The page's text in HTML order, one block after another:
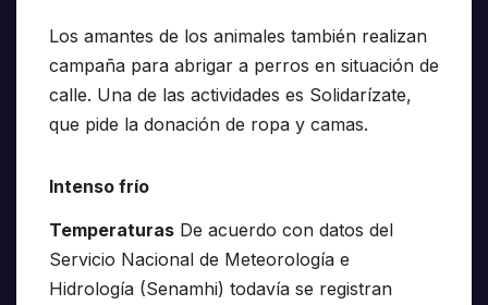
Los amantes de los animales también realizan
campaña para abrigar a perros en situación de
calle. Una de las actividades es Solidarízate,
que pide la donación de ropa y camas.
Intenso frío
Temperaturas De acuerdo con datos del
Servicio Nacional de Meteorología e
Hidrología (Senamhi) todavía se registran